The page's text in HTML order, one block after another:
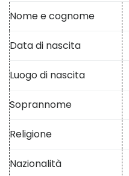
Nome e cognome
Data di nascita
Luogo di nascita
Soprannome
Religione
Nazionalità